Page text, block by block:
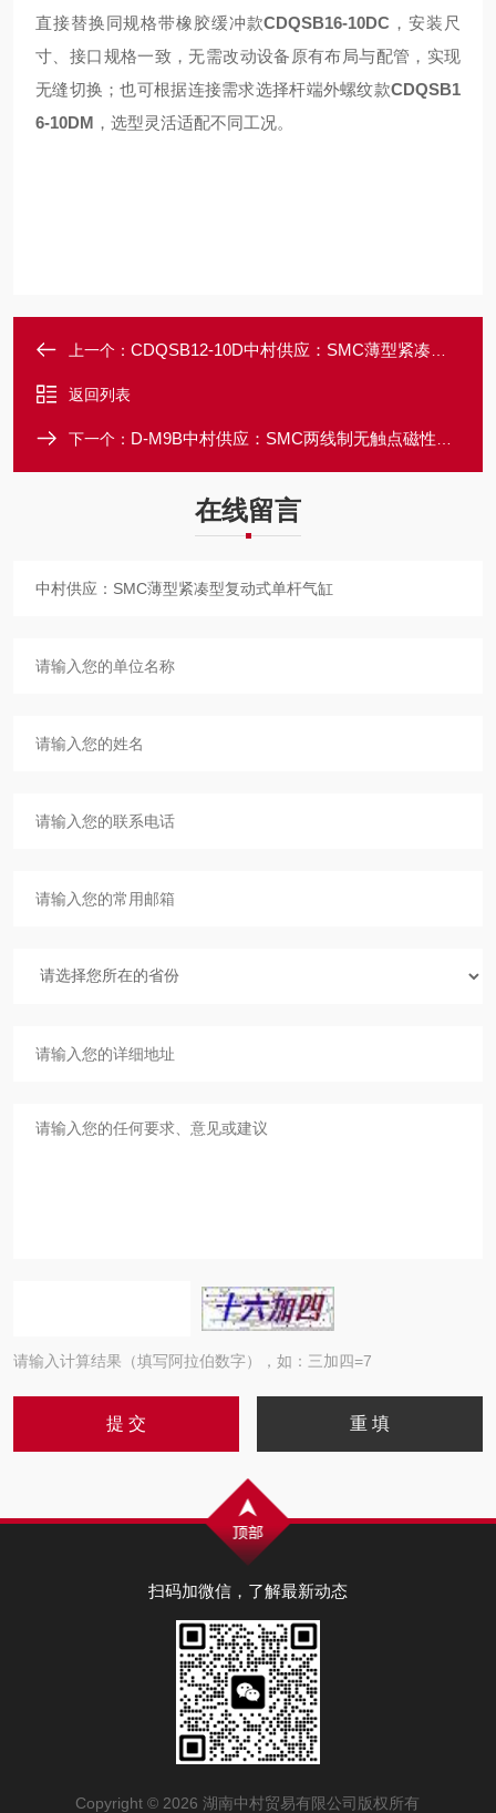
直接替换同规格带橡胶缓冲款CDQSB16-10DC ，安装尺
寸、接口规格一致，无需改动设备原有布局与配管，实现
无缝切换；也可根据连接需求选择杆端外螺纹款CDQSB1
6-10DM ，选型灵活适配不同工况。
上一个： CDQSB12-10D中村供应：SMC薄型紧凑型复动式单杆气缸
返回列表
下一个： D-M9B中村供应：SMC两线制无触点磁性开关
在线留言
请输入计算结果（填写阿拉伯数字），如：三加四=7
扫码加微信，了解最新动态
Copyright © 2026 湖南中村贸易有限公司版权所有